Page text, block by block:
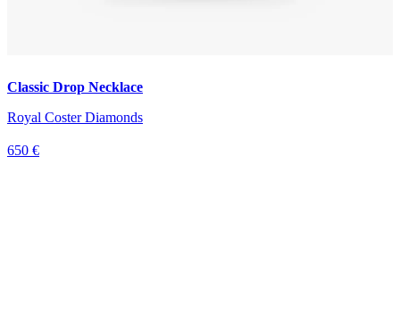
Classic Drop Necklace
Royal Coster Diamonds
650 €